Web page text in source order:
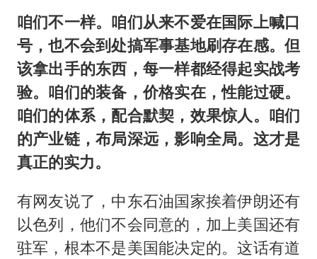
咱们不一样。咱们从来不爱在国际上喊口
号，也不会到处搞军事基地刷存在感。但
该拿出手的东西，每一样都经得起实战考
验。咱们的装备，价格实在，性能过硬。
咱们的体系，配合默契，效果惊人。咱们
的产业链，布局深远，影响全局。这才是
真正的实力。
有网友说了，中东石油国家挨着伊朗还有
以色列，他们不会同意的，加上美国还有
驻军，根本不是美国能决定的。这话有道